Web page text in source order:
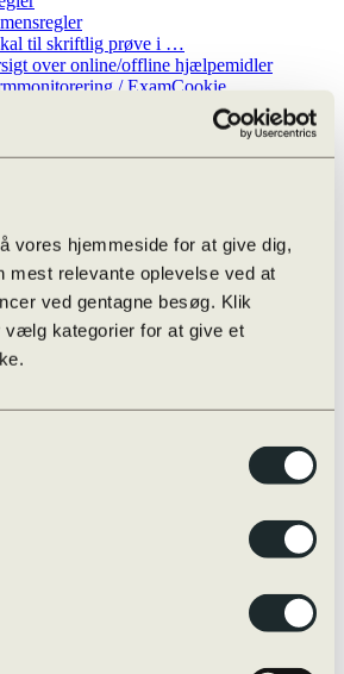
vores hjemmeside for at give dig,
mest relevante oplevelse ved at
ved gentagne besøg. Klik
vælg kategorier for at give et
til skriftlig prøve i …
over online/offline hjælpemidler
/ ExamCookie
Internationale studieretninger
Udveksling
Øvrige rejser